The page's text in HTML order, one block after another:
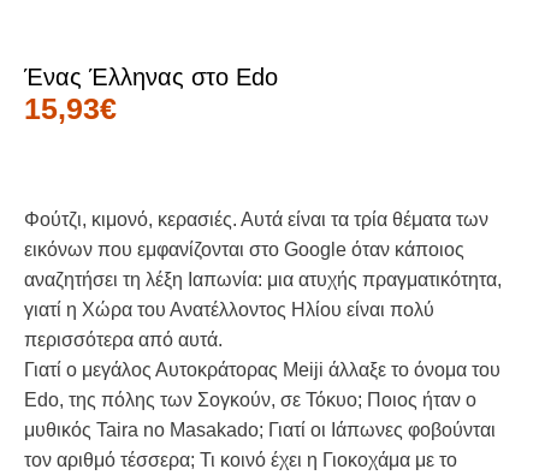
Ένας Έλληνας στο Edo
15,93€
Φούτζι, κιμονό, κερασιές. Αυτά είναι τα τρία θέματα των
εικόνων που εμφανίζονται στο Google όταν κάποιος
αναζητήσει τη λέξη Ιαπωνία: μια ατυχής πραγματικότητα,
γιατί η Χώρα του Ανατέλλοντος Ηλίου είναι πολύ
περισσότερα από αυτά.
Γιατί ο μεγάλος Αυτοκράτορας Meiji άλλαξε το όνομα του
Edo, της πόλης των Σογκούν, σε Τόκυο; Ποιος ήταν ο
μυθικός Taira no Masakado; Γιατί οι Ιάπωνες φοβούνται
τον αριθμό τέσσερα; Τι κοινό έχει η Γιοκοχάμα με το